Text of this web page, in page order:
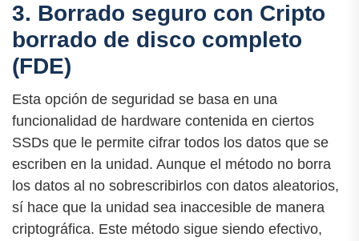
3. Borrado seguro con Cripto
borrado de disco completo
(FDE)
Esta opción de seguridad se basa en una
funcionalidad de hardware contenida en ciertos
SSDs que le permite cifrar todos los datos que se
escriben en la unidad. Aunque el método no borra
los datos al no sobrescribirlos con datos aleatorios,
sí hace que la unidad sea inaccesible de manera
criptográfica. Este método sigue siendo efectivo,